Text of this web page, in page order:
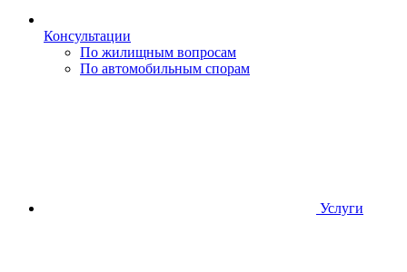
Консультации
По жилищным вопросам
По автомобильным спорам
Услуги